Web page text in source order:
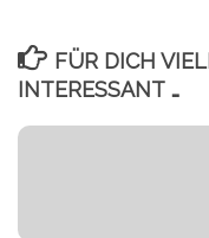
FÜR DICH
INTERESSANT …